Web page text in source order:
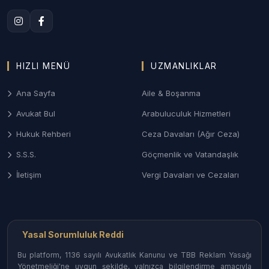
Aile Mahkemeleri nezdinde sonuç odaklı savunma.
Ağır Ceza Mahkemelerinde; asayiş olayları,
aşamasından itibaren haklarınızı koruyan etkin
4. Gayrimenkul ve Tarım Hukuku
Hasankeyf gibi tarihi dönüşüm alanlarındaki
mülkiyet hakları, tarım arazilerinin miras yoluyla
paylaşımı ve kadastro uyuşmazlıklarının çözümü.
Batman İlçelerinde Avukat Erişimi
Batman’ın her noktasındaki uzman hukukçulara
ulaşabilirsiniz:
HIZLI MENÜ
Ana Sayfa
Avukat Bul
Hukuk Rehberi
S.S.S.
İletişim
UZMANLIKLAR
Aile & Boşanma
Arabuluculuk Hizmetleri
Ceza Davaları (Ağır Ceza)
Göçmenlik ve Vatandaşlık
Vergi Davaları ve Cezaları
Yasal Sorumluluk Reddi
Bu platform, 1136 sayılı Avukatlık Kanunu ve TBB Reklam Yasağı
Yönetmeliği'ne uygun şekilde, yalnızca bilgilendirme amacıyla